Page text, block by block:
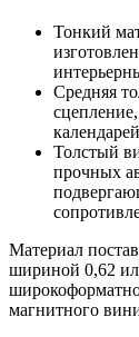
Тонкий
Средняя
Толстый
прочных
Материал
шириной 0,62
магнитного